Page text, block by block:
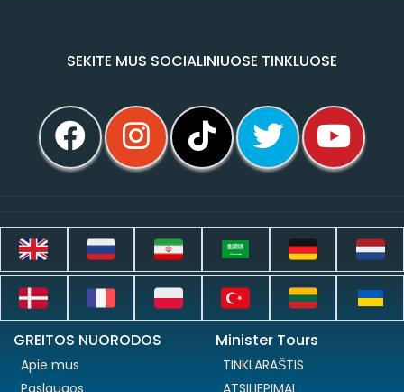
SEKITE MUS SOCIALINIUOSE TINKLUOSE
GREITOS NUORODOS
Apie mus
Minister Tours
TINKLARAŠTIS